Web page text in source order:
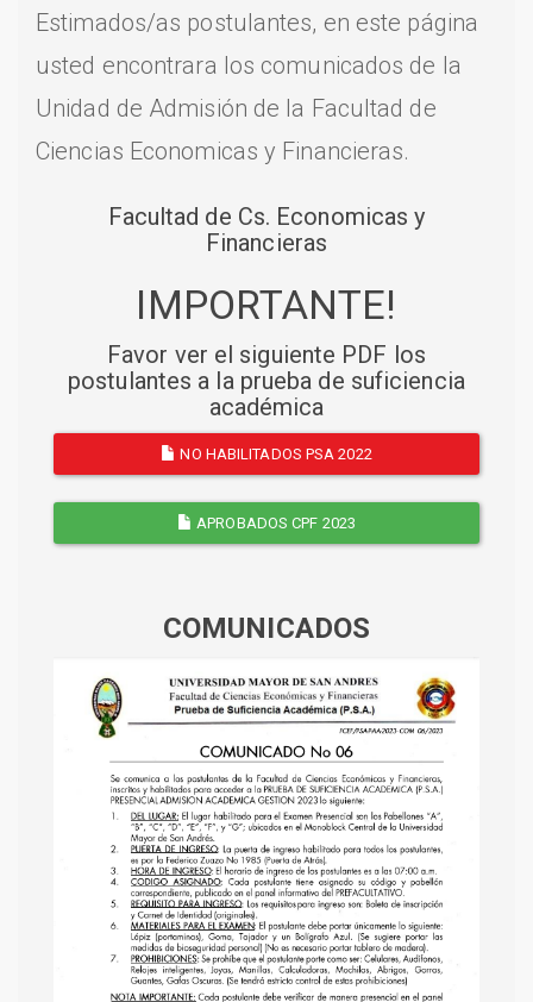
Estimados/as postulantes, en este página
usted encontrara los comunicados de la
Unidad de Admisión de la Facultad de
Ciencias Economicas y Financieras.
Facultad de Cs. Economicas y
Financieras
IMPORTANTE!
Favor ver el siguiente PDF los
postulantes a la prueba de suficiencia
académica
NO HABILITADOS PSA 2022
APROBADOS CPF 2023
COMUNICADOS